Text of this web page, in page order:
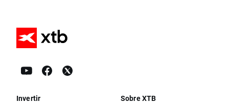
Invertir Sobre XTB